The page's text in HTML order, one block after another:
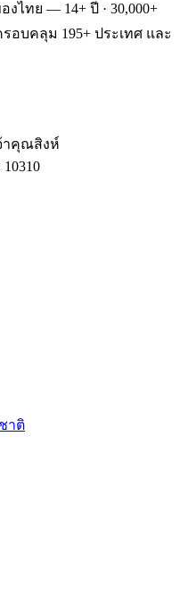
ไทย — 14+ ปี · 30,000+
ครอบคลุม 195+ ประเทศ และ
าคุณสิงห์
10310
าติ